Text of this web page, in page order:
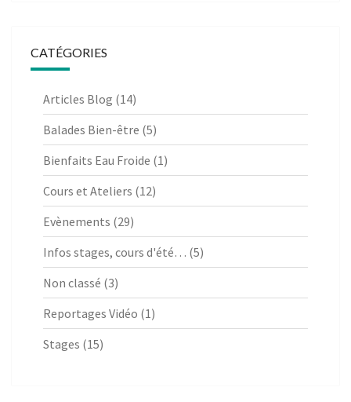
CATÉGORIES
Articles Blog (14)
Balades Bien-être (5)
Bienfaits Eau Froide (1)
Cours et Ateliers (12)
Evènements (29)
Infos stages, cours d'été… (5)
Non classé (3)
Reportages Vidéo (1)
Stages (15)